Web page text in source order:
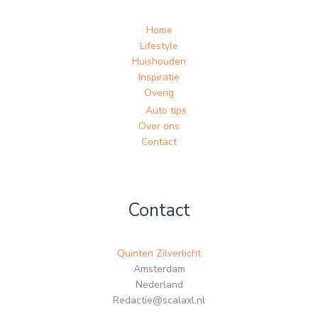
Home
Lifestyle
Huishouden
Inspiratie
Overig
Auto tips
Over ons
Contact
Contact
Quinten Zilverlicht
Amsterdam
Nederland
Redactie@scalaxl.nl